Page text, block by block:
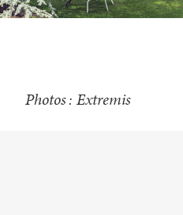
Photos : Extremis